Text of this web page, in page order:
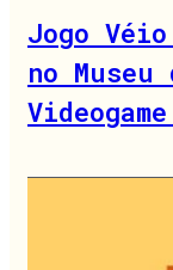
Jogo
no Museu